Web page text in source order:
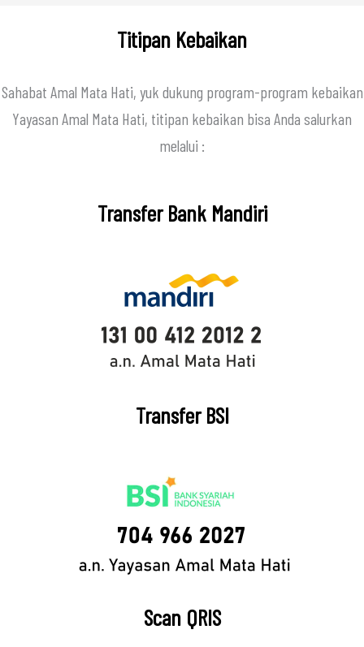
Titipan Kebaikan
Sahabat Amal Mata Hati, yuk dukung program-program kebaikan
Yayasan Amal Mata Hati, titipan kebaikan bisa Anda salurkan
melalui :
Transfer Bank Mandiri
Transfer BSI
Scan QRIS